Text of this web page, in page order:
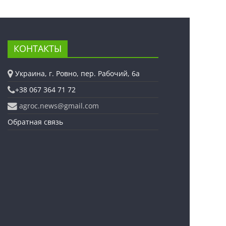
КОНТАКТЫ
Украина, г. Ровно, пер. Рабочий, 6а
+38 067 364 71 72
agroc.news@gmail.com
Обратная связь